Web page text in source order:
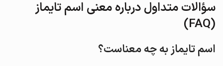
سؤالات متداول درباره معنی اسم تایماز
(FAQ)
اسم تایماز به چه معناست؟